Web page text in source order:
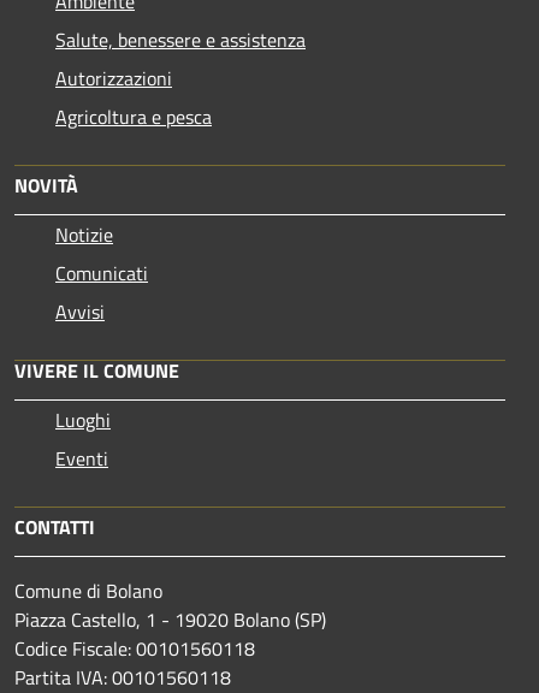
Salute, benessere e assistenza
Autorizzazioni
Agricoltura e pesca
NOVITÀ
Notizie
Comunicati
Avvisi
VIVERE IL COMUNE
Luoghi
Eventi
CONTATTI
Comune di Bolano
Piazza Castello, 1 - 19020 Bolano (SP)
Codice Fiscale: 00101560118
Partita IVA: 00101560118